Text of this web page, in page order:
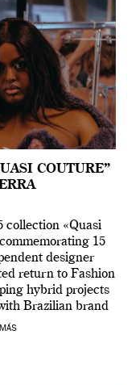
COUTURE”
collection «Quasi
15
designer
return to Fashion
hybrid projects
Brazilian brand
of Francisco